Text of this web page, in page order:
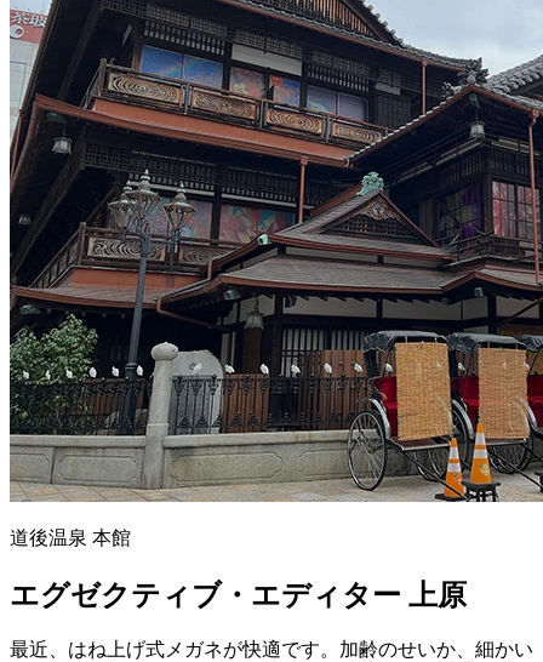
道後温泉 本館
エグゼクティブ・エディター 上原
最近、はね上げ式メガネが快適です。加齢のせいか、細かい